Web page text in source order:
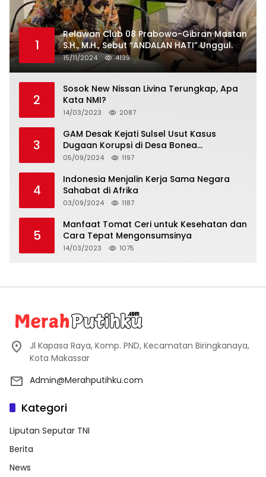
1
Relawan Club 08 Prabowo-Gibran Mastan
S.H., M.H., Sebut “ANDALAN HATI” Unggul.
15/11/2024 4139
2
Sosok New Nissan Livina Terungkap, Apa
Kata NMI?
14/03/2023 2087
3
GAM Desak Kejati Sulsel Usut Kasus
Dugaan Korupsi di Desa Bonea
Kabupeten Kepulauan Selayar
05/09/2024 1197
4
Indonesia Menjalin Kerja Sama Negara
Sahabat di Afrika
03/09/2024 1187
5
Manfaat Tomat Ceri untuk Kesehatan dan
Cara Tepat Mengonsumsinya
14/03/2023 1075
Jl Kapasa Raya, Komp. PND, Kecamatan Biringkanaya,
Kota Makassar
Admin@Merahputihku.com
Kategori
Liputan Seputar TNI
Berita
News